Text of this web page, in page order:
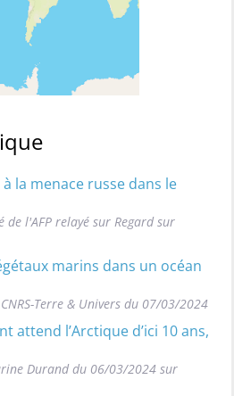
à la menace russe dans le
de l'AFP relayé sur Regard sur
marins dans un océan
Terre & Univers du 07/03/2024
attend l’Arctique d’ici 10 ans,
Durand du 06/03/2024 sur